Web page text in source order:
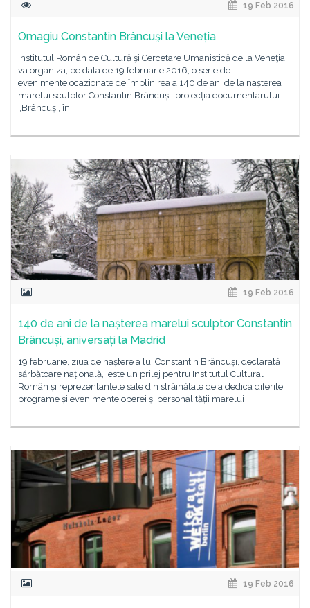
19 Feb 2016
Omagiu Constantin Brâncuşi la Veneția
Institutul Român de Cultură şi Cercetare Umanistică de la Veneţia
va organiza, pe data de 19 februarie 2016, o serie de
evenimente ocazionate de împlinirea a 140 de ani de la nașterea
marelui sculptor Constantin Brâncuși: proiecția documentarului
„Brâncuși, în
19 Feb 2016
140 de ani de la nașterea marelui sculptor Constantin
Brâncuși, aniversați la Madrid
19 februarie, ziua de naștere a lui Constantin Brâncuși, declarată
sărbătoare națională, este un prilej pentru Institutul Cultural
Român și reprezentanțele sale din străinătate de a dedica diferite
programe și evenimente operei și personalității marelui
19 Feb 2016